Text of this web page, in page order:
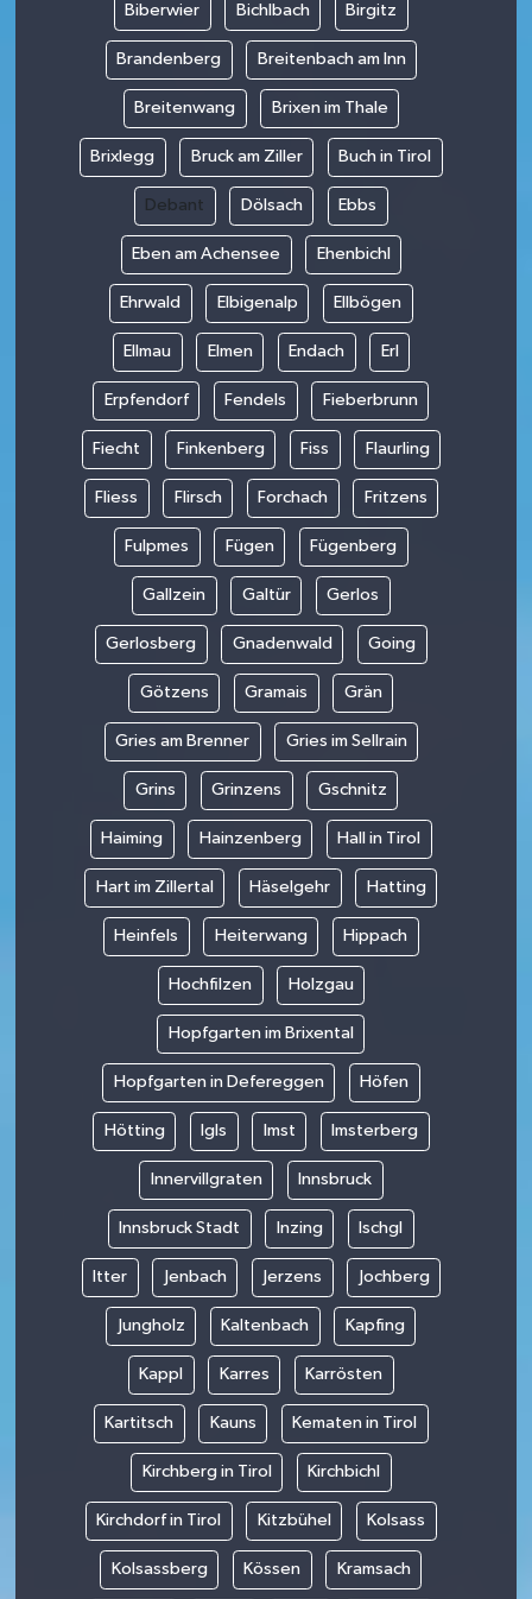
Biberwier Bichlbach Birgitz
Brandenberg Breitenbach am Inn
Breitenwang Brixen im Thale
Brixlegg Bruck am Ziller Buch in Tirol
Debant Dölsach Ebbs
Eben am Achensee Ehenbichl
Ehrwald Elbigenalp Ellbögen
Ellmau Elmen Endach Erl
Erpfendorf Fendels Fieberbrunn
Fiecht Finkenberg Fiss Flaurling
Fliess Flirsch Forchach Fritzens
Fulpmes Fügen Fügenberg
Gallzein Galtür Gerlos
Gerlosberg Gnadenwald Going
Götzens Gramais Grän
Gries am Brenner Gries im Sellrain
Grins Grinzens Gschnitz
Haiming Hainzenberg Hall in Tirol
Hart im Zillertal Häselgehr Hatting
Heinfels Heiterwang Hippach
Hochfilzen Holzgau
Hopfgarten im Brixental
Hopfgarten in Defereggen Höfen
Hötting Igls Imst Imsterberg
Innervillgraten Innsbruck
Innsbruck Stadt Inzing Ischgl
Itter Jenbach Jerzens Jochberg
Jungholz Kaltenbach Kapfing
Kappl Karres Karrösten
Kartitsch Kauns Kematen in Tirol
Kirchberg in Tirol Kirchbichl
Kirchdorf in Tirol Kitzbühel Kolsass
Kolsassberg Kössen Kramsach